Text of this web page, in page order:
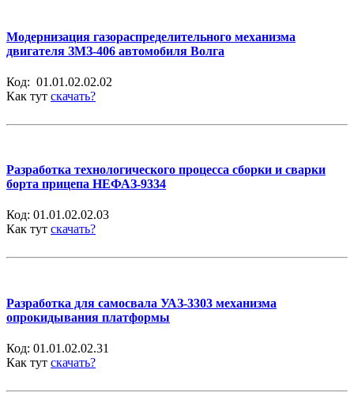
Модернизация газораспределительного механизма
двигателя ЗМЗ-406 автомобиля Волга
Код: 01.01.02.02.02
Как тут скачать?
Разработка технологического процесса сборки и сварки
борта прицепа НЕФАЗ-9334
Код: 01.01.02.02.03
Как тут скачать?
Разработка для самосвала УАЗ-3303 механизма
опрокидывания платформы
Код: 01.01.02.02.31
Как тут скачать?